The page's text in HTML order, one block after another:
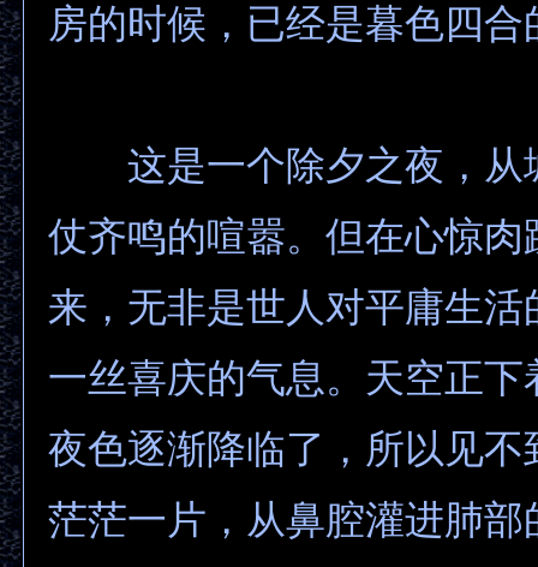
房的时候，已经是暮色四合
这是一个除夕之夜，从
仗齐鸣的喧嚣。但在心惊肉
来，无非是世人对平庸生活
一丝喜庆的气息。天空正下
夜色逐渐降临了，所以见不
茫茫一片，从鼻腔灌进肺部